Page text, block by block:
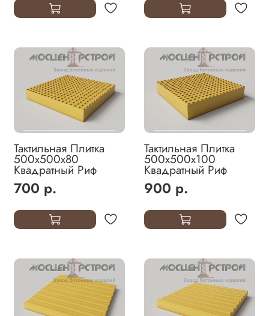
Тактильная Плитка
500х500х80
Квадратный Риф
700 р.
Тактильная Плитка
500х500х100
Квадратный Риф
900 р.